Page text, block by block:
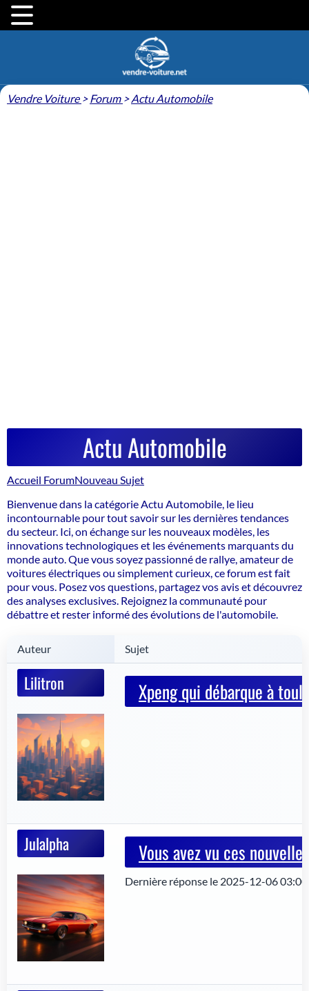
Vendre Voiture > Forum >Actu Automobile
Actu Automobile
Accueil ForumNouveau Sujet
Bienvenue dans la catégorie Actu Automobile, le lieu
incontournable pour tout savoir sur les dernières tendances
du secteur. Ici, on échange sur les nouveaux modèles, les
innovations technologiques et les événements marquants du
monde auto. Que vous soyez passionné de rallye, amateur de
voitures électriques ou simplement curieux, ce forum est fait
pour vous. Posez vos questions, partagez vos avis et découvrez
des analyses exclusives. Rejoignez la communauté pour
débattre et rester informé des évolutions de l'automobile.
Auteur Sujet
Lilitron Xpeng qui débarque à
Julalpha Vous avez vu ces
Dernière réponse le 2025-12-06